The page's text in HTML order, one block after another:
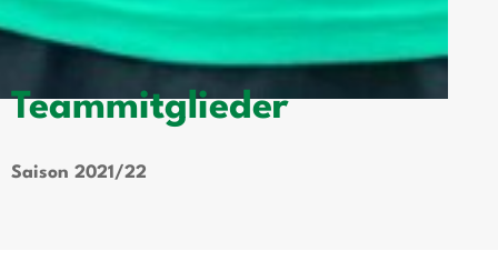
Teammitglieder
Saison 2021/22